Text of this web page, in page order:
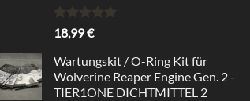
Bewertet
mit
von 5
18,99€
Wartungskit / O-Ring Kit für
Wolverine Reaper Engine Gen. 2 -
TIER1ONE DICHTMITTEL 2